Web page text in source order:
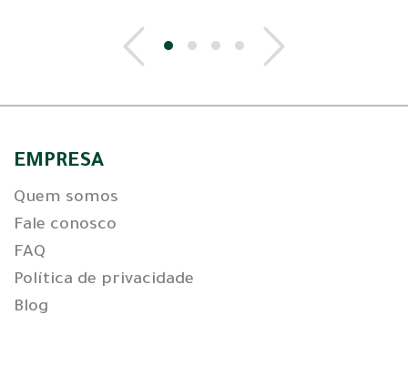
EMPRESA
Quem somos
Fale conosco
FAQ
Política de privacidade
Blog